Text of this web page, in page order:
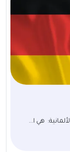
هي ا...